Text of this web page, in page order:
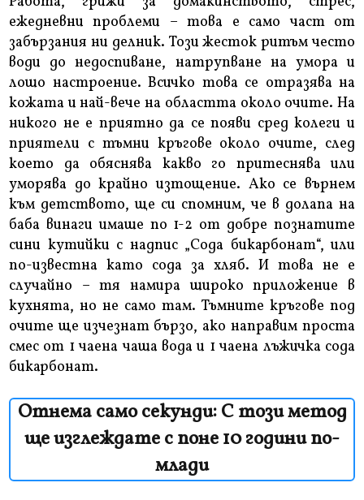
ежедневни проблеми – това е само част от
забързания ни делник. Този жесток ритъм често
води до недоспиване, натрупване на умора и
лошо настроение. Всичко това се отразява на
кожата и най-вече на областта около очите. На
никого не е приятно да се появи сред колеги и
приятели с тъмни кръгове около очите, след
което да обяснява какво го притеснява или
уморява до крайно изтощение. Ако се върнем
към детството, ще си спомним, че в долапа на
баба винаги имаше по 1-2 от добре познатите
сини кутийки с надпис „Сода бикарбонат“, или
по-известна като сода за хляб. И това не е
случайно – тя намира широко приложение в
кухнята, но не само там. Тъмните кръгове под
очите ще изчезнат бързо, ако направим проста
смес от 1 чаена чаша вода и 1 чаена лъжичка сода
бикарбонат.
Отнема само секунди: С този метод
ще изглеждате с поне 10 години по-
млади